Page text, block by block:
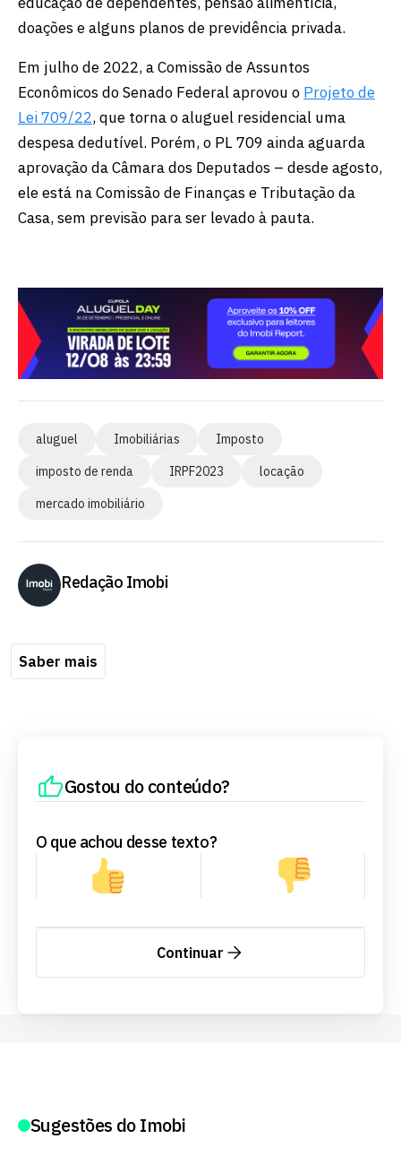
doações e alguns planos de previdência privada.
Em julho de 2022, a Comissão de Assuntos
Econômicos do Senado Federal aprovou o Projeto de
Lei 709/22, que torna o aluguel residencial uma
despesa dedutível. Porém, o PL 709 ainda aguarda
aprovação da Câmara dos Deputados – desde agosto,
ele está na Comissão de Finanças e Tributação da
Casa, sem previsão para ser levado à pauta.
aluguel Imobiliárias
Imposto
imposto de renda
IRPF2023
locação
mercado imobiliário
Redação Imobi
Saber mais
Gostou do conteúdo?
O que achou desse texto?
Continuar
Sugestões do Imobi